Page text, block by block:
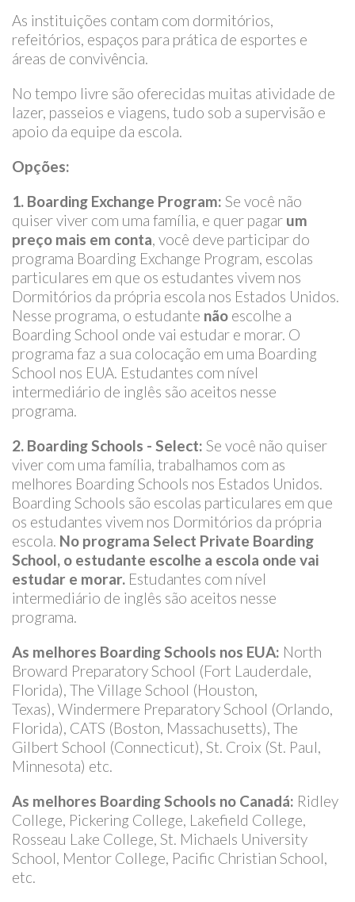
As instituições contam com dormitórios,
refeitórios, espaços para prática de esportes e
áreas de convivência.
No tempo livre são oferecidas muitas atividade de
lazer, passeios e viagens, tudo sob a supervisão e
apoio da equipe da escola.
Opções:
1. Boarding Exchange Program: Se você não
quiser viver com uma família, e quer pagar um
preço mais em conta, você deve participar do
programa Boarding Exchange Program, escolas
particulares em que os estudantes vivem nos
Dormitórios da própria escola nos Estados Unidos.
Nesse programa, o estudante não escolhe a
Boarding School onde vai estudar e morar. O
programa faz a sua colocação em uma Boarding
School nos EUA. Estudantes com nível
intermediário de inglês são aceitos nesse
programa.
2. Boarding Schools - Select: Se você não quiser
viver com uma família, trabalhamos com as
melhores Boarding Schools nos Estados Unidos.
Boarding Schools são escolas particulares em que
os estudantes vivem nos Dormitórios da própria
escola. No programa Select Private Boarding
School, o estudante escolhe a escola onde vai
estudar e morar. Estudantes com nível
intermediário de inglês são aceitos nesse
programa.
As melhores Boarding Schools nos EUA: North
Broward Preparatory School (Fort Lauderdale,
Florida), The Village School (Houston,
Texas), Windermere Preparatory School (Orlando,
Florida), CATS (Boston, Massachusetts), The
Gilbert School (Connecticut), St. Croix (St. Paul,
Minnesota) etc.
As melhores Boarding Schools no Canadá: Ridley
College, Pickering College, Lakefield College,
Rosseau Lake College, St. Michaels University
School, Mentor College, Pacific Christian School,
etc.